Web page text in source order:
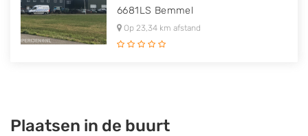
6681LS Bemmel
Op 23,34 km afstand
Plaatsen in de buurt